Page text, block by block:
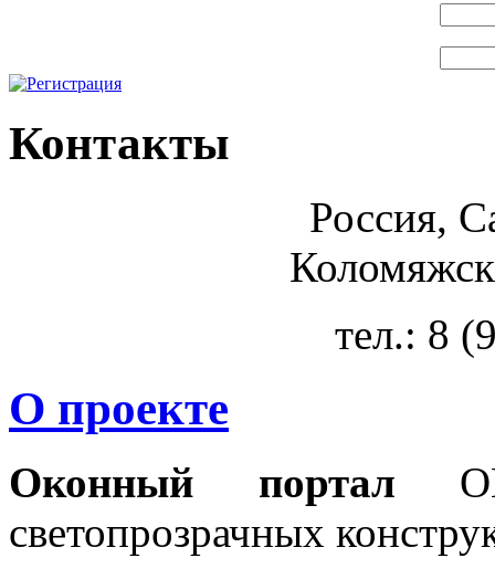
Контакты
Россия,
тел.: 8
О проекте
Оконный портал
светопрозрачных